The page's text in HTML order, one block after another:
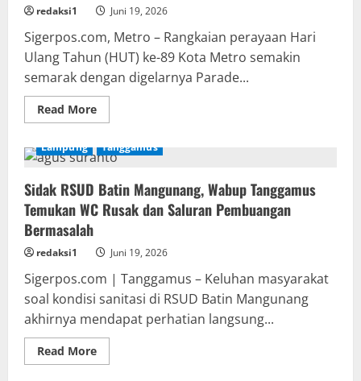
redaksi1 Juni 19, 2026
Sigerpos.com, Metro – Rangkaian perayaan Hari
Ulang Tahun (HUT) ke-89 Kota Metro semakin
semarak dengan digelarnya Parade...
Read MoreRead
more
Kota
Metro
Parade
Wastra
HUT
ke-
“Merajut
Warisan,
Harapan
untuk
Ekonomi
Kreatif”
Lampung Tanggamus
Sidak RSUD Batin Mangunang, Wabup Tanggamus
Temukan WC Rusak dan Saluran Pembuangan
Bermasalah
redaksi1 Juni 19, 2026
Sigerpos.com | Tanggamus – Keluhan masyarakat
soal kondisi sanitasi di RSUD Batin Mangunang
akhirnya mendapat perhatian langsung...
Read MoreRead
more